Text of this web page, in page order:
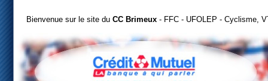
Bienvenue sur le site du CC Brimeux - FFC - UFOLEP - Cyclisme,